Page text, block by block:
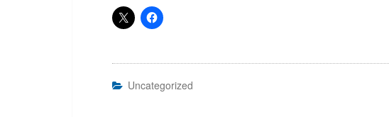
Uncategorized